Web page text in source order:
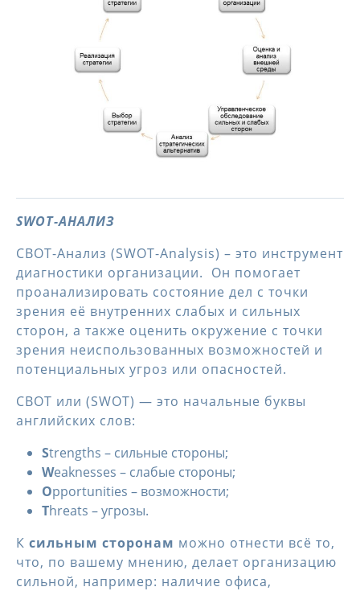
SWOT-АНАЛИЗ
СВОТ-Анализ (SWOT-Analysis) – это инструмент
диагностики организации. Он помогает
проанализировать состояние дел с точки
зрения её внутренних слабых и сильных
сторон, а также оценить окружение с точки
зрения неиспользованных возможностей и
потенциальных угроз или опасностей.
СВОТ или (SWOT) — это начальные буквы
английских слов:
Strengths – сильные стороны;
Weaknesses – слабые стороны;
Opportunities – возможности;
Threats – угрозы.
К сильным сторонам можно отнести всё то,
что, по вашему мнению, делает организацию
сильной, например: наличие офиса,